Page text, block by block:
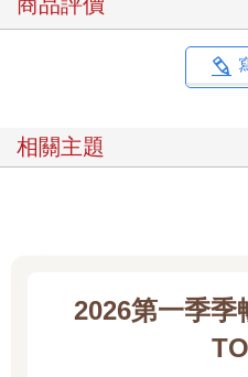
相關主題
2026第一季季